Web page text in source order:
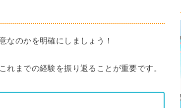
なのかを明確にしましょう！
までの経験を振り返ることが重要です。